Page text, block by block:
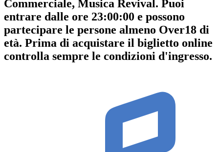
Commerciale, Musica Revival. Puoi
entrare dalle ore 23:00:00 e possono
partecipare le persone almeno Over18 di
età. Prima di acquistare il biglietto online
controlla sempre le condizioni d'ingresso.